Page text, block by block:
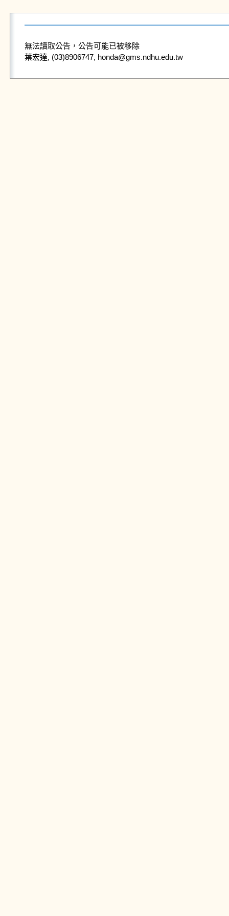
無法讀取公告，公告可能已被移除
葉宏達, (03)8906747, honda@gms.ndhu.edu.tw